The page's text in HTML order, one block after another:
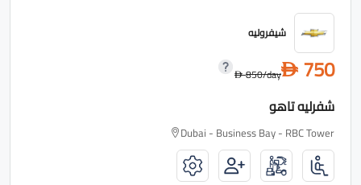
شيفروليه
D 750
D850/day
شفرليه تاهو
Dubai - Business Bay - RBC Tower